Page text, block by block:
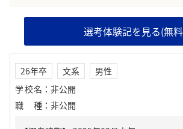
選考体験記を見る(無
26年卒 文系
男性
学校名 ： 非公開
職種 ： 非公開